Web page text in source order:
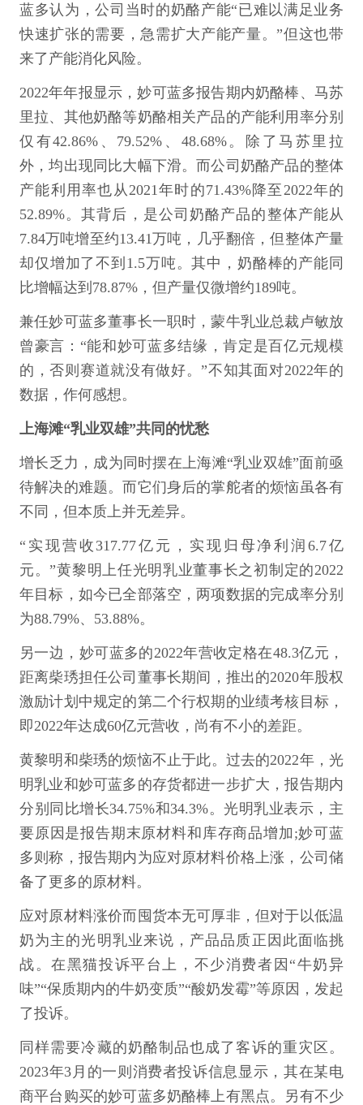
蓝多认为，公司当时的奶酪产能“已难以满足业务
快速扩张的需要，急需扩大产能产量。”但这也带
来了产能消化风险。
2022年年报显示，妙可蓝多报告期内奶酪棒、马苏
里拉、其他奶酪等奶酪相关产品的产能利用率分别
仅有42.86%、79.52%、48.68%。除了马苏里拉
外，均出现同比大幅下滑。而公司奶酪产品的整体
产能利用率也从2021年时的71.43%降至2022年的
52.89%。其背后，是公司奶酪产品的整体产能从
7.84万吨增至约13.41万吨，几乎翻倍，但整体产量
却仅增加了不到1.5万吨。其中，奶酪棒的产能同
比增幅达到78.87%，但产量仅微增约189吨。
兼任妙可蓝多董事长一职时，蒙牛乳业总裁卢敏放
曾豪言：“能和妙可蓝多结缘，肯定是百亿元规模
的，否则赛道就没有做好。”不知其面对2022年的
数据，作何感想。
上海滩“乳业双雄”共同的忧愁
增长乏力，成为同时摆在上海滩“乳业双雄”面前亟
待解决的难题。而它们身后的掌舵者的烦恼虽各有
不同，但本质上并无差异。
“实现营收317.77亿元，实现归母净利润6.7亿
元。”黄黎明上任光明乳业董事长之初制定的2022
年目标，如今已全部落空，两项数据的完成率分别
为88.79%、53.88%。
另一边，妙可蓝多的2022年营收定格在48.3亿元，
距离柴琇担任公司董事长期间，推出的2020年股权
激励计划中规定的第二个行权期的业绩考核目标，
即2022年达成60亿元营收，尚有不小的差距。
黄黎明和柴琇的烦恼不止于此。过去的2022年，光
明乳业和妙可蓝多的存货都进一步扩大，报告期内
分别同比增长34.75%和34.3%。光明乳业表示，主
要原因是报告期末原材料和库存商品增加;妙可蓝
多则称，报告期内为应对原材料价格上涨，公司储
备了更多的原材料。
应对原材料涨价而囤货本无可厚非，但对于以低温
奶为主的光明乳业来说，产品品质正因此面临挑
战。在黑猫投诉平台上，不少消费者因“牛奶异
味”“保质期内的牛奶变质”“酸奶发霉”等原因，发起
了投诉。
同样需要冷藏的奶酪制品也成了客诉的重灾区。
2023年3月的一则消费者投诉信息显示，其在某电
商平台购买的妙可蓝多奶酪棒上有黑点。另有不少